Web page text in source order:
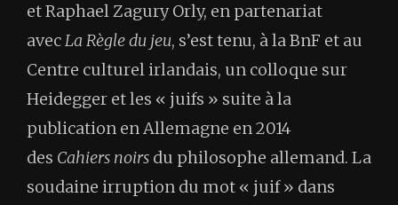
et Raphael Zagury Orly, en partenariat
avecLa Règle du jeu, s’est tenu, à la BnF et au
Centre culturel irlandais, un colloque sur
Heidegger et les « juifs » suite à la
publication en Allemagne en 2014
des Cahiers noirs du philosophe allemand. La
soudaine irruption du mot « juif » dans